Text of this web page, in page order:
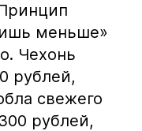
меньше»
Чехонь
рублей,
свежего
рублей,